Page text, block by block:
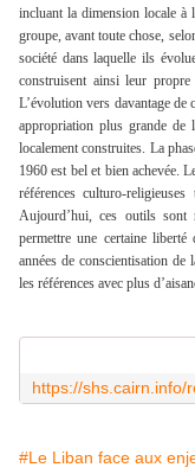
incluant la dimension locale à
groupe, avant toute chose,
société dans laquelle ils
construisent ainsi leur
L’évolution vers davantage de
appropriation plus grande de
localement construites. La
1960 est bel et bien achevée.
références culturo-
Aujourd’hui, ces outils sont
permettre une certaine
années de conscientisation de
les références avec plus
#Le Liban face aux